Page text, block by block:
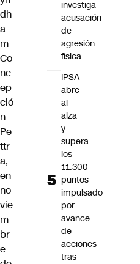
dh
a
m
Co
nc
ep
ció
n
Pe
ttr
a,
en
no
vie
m
br
e
investiga
acusación
de
agresión
física
IPSA
abre
al
alza
y
supera
los
11.300
puntos
impulsado
por
avance
de
acciones
tras